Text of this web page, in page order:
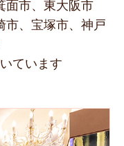
面市、東大阪市
市、宝塚市、神戸
ています